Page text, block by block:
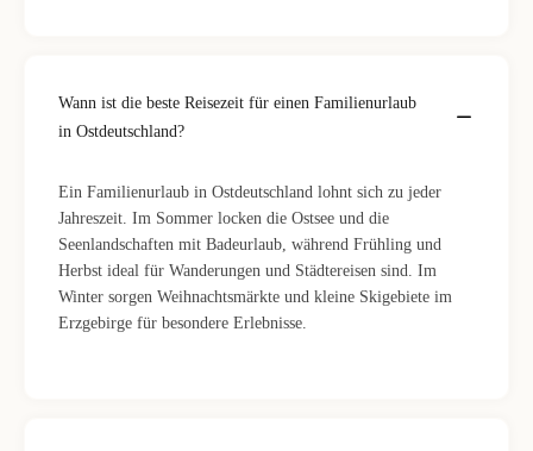
Wann ist die beste Reisezeit für einen Familienurlaub
in Ostdeutschland?
Ein Familienurlaub in Ostdeutschland lohnt sich zu jeder
Jahreszeit. Im Sommer locken die Ostsee und die
Seenlandschaften mit Badeurlaub, während Frühling und
Herbst ideal für Wanderungen und Städtereisen sind. Im
Winter sorgen Weihnachtsmärkte und kleine Skigebiete im
Erzgebirge für besondere Erlebnisse.